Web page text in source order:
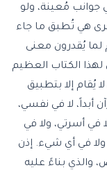
جوانب مُعينة، ولو
هي تُطبق ما جاء
لما يُقدرون معنى
لهذا الكتاب العظيم
يُقام إلا بتطبيق
أبداً، لا في نفسي،
في أسرتي، ولا في
في أي شيء. إذن
والذي بناءً عليه